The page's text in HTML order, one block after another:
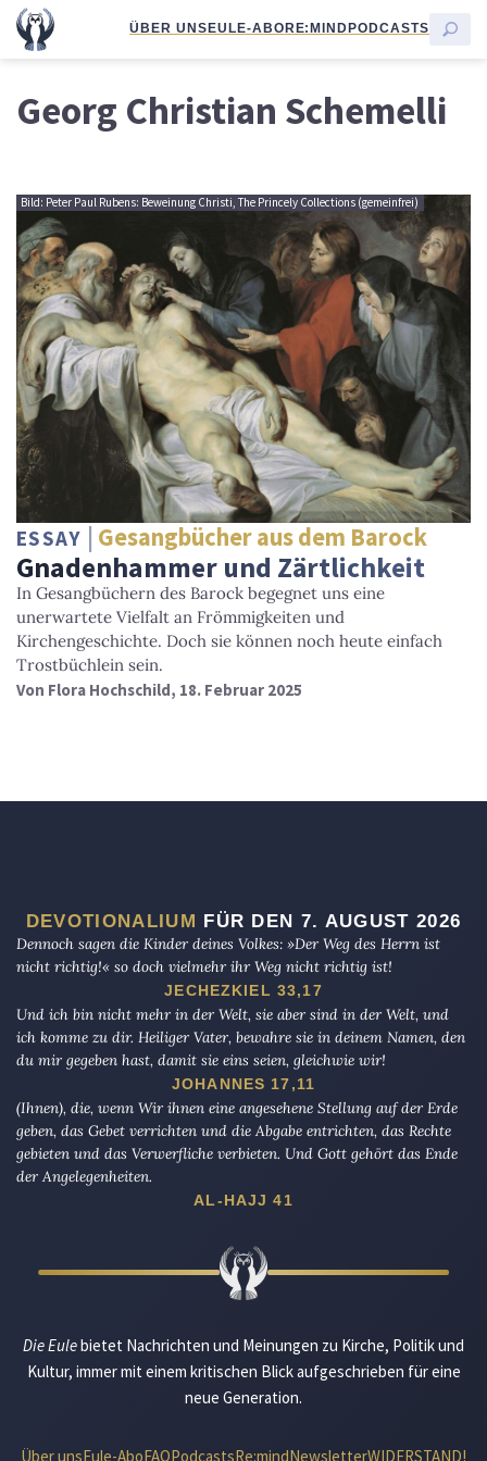
ÜBER UNSEULE-ABORE:MINDPODCASTS
Georg Christian Schemelli
Bild: Peter Paul Rubens: Beweinung Christi, The Princely Collections (gemeinfrei)
ESSAY Gesangbücher aus dem Barock
Gnadenhammer und Zärtlichkeit
In Gesangbüchern des Barock begegnet uns eine
unerwartete Vielfalt an Frömmigkeiten und
Kirchengeschichte. Doch sie können noch heute einfach
Trostbüchlein sein.
Von Flora Hochschild, 18. Februar 2025
DEVOTIONALIUM FÜR DEN 7. AUGUST 2026
Dennoch sagen die Kinder deines Volkes: »Der Weg des Herrn ist
nicht richtig!« so doch vielmehr ihr Weg nicht richtig ist!
JECHEZKIEL 33,17
Und ich bin nicht mehr in der Welt, sie aber sind in der Welt, und
ich komme zu dir. Heiliger Vater, bewahre sie in deinem Namen, den
du mir gegeben hast, damit sie eins seien, gleichwie wir!
JOHANNES 17,11
(Ihnen), die, wenn Wir ihnen eine angesehene Stellung auf der Erde
geben, das Gebet verrichten und die Abgabe entrichten, das Rechte
gebieten und das Verwerfliche verbieten. Und Gott gehört das Ende
der Angelegenheiten.
AL-HAJJ 41
Die Eulebietet Nachrichten und Meinungen zu Kirche, Politik und
Kultur, immer mit einem kritischen Blick aufgeschrieben für eine
neue Generation.
Über unsEule-AboFAQPodcastsRe:mindNewsletterWIDERSTAND!